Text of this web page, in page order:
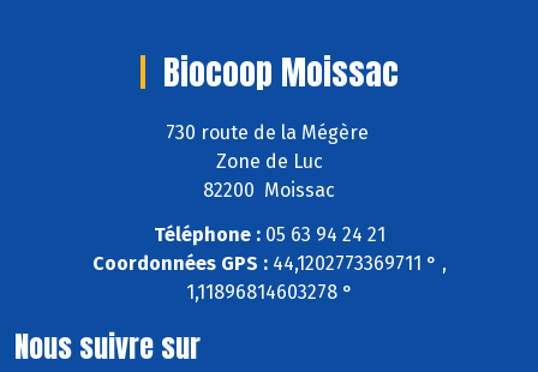
Biocoop Moissac
730 route de la Mégère
Zone de Luc
82200 Moissac
Téléphone :05 63 94 24 21
Coordonnées GPS :44,1202773369711 ° ,
1,11896814603278 °
Nous suivre sur